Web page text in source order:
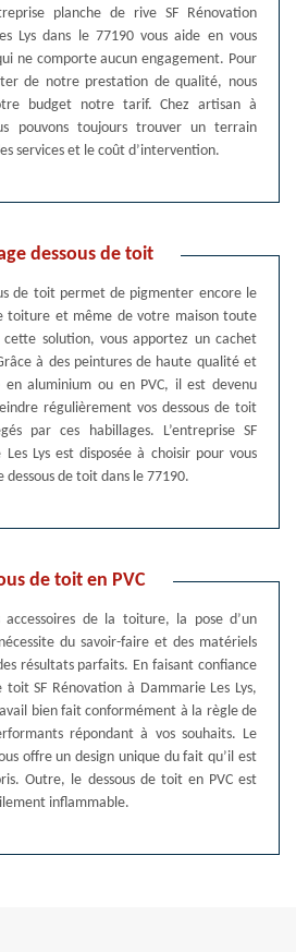
planche de rive SF Rénovation
Lys dans le 77190 vous aide en vous
ne comporte aucun engagement. Pour
de notre prestation de qualité, nous
budget notre tarif. Chez artisan à
pouvons toujours trouver un terrain
services et le coût d’intervention.
dessous de toit
de toit permet de pigmenter encore le
toiture et même de votre maison toute
solution, vous apportez un cachet
à des peintures de haute qualité et
en aluminium ou en PVC, il est devenu
régulièrement vos dessous de toit
par ces habillages. L’entreprise SF
Lys est disposée à choisir pour vous
dessous de toit dans le 77190.
de toit en PVC
de la toiture, la pose d’un
du savoir-faire et des matériels
résultats parfaits. En faisant confiance
toit SF Rénovation à Dammarie Les Lys,
bien fait conformément à la règle de
répondant à vos souhaits. Le
offre un design unique du fait qu’il est
Outre, le dessous de toit en PVC est
inflammable.